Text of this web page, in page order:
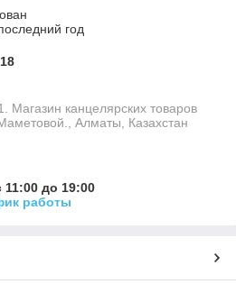
год
Магазин канцелярских товаров
Алматы, Казахстан
11:00 до 19:00
работы